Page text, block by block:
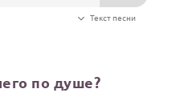
Текст песни
по душе?